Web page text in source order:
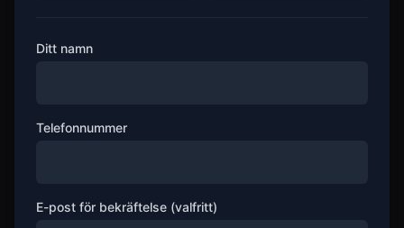
Ditt namn
Telefonnummer
E-post för bekräftelse (valfritt)